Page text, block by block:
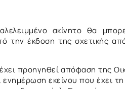
ακίνητο θα
την έκδοση της σχετικής
προηγηθεί απόφαση της
εκείνου που έχει τη